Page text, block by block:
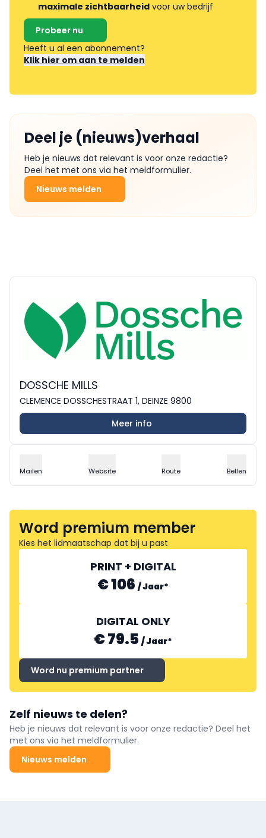
maximale zichtbaarheid voor uw bedrijf
Probeer nu
Heeft u al een abonnement?
Klik hier om aan te melden
Deel je (nieuws)verhaal
Heb je nieuws dat relevant is voor onze redactie?
Deel het met ons via het meldformulier.
Nieuws melden
DOSSCHE MILLS
CLEMENCE DOSSCHESTRAAT 1, DEINZE 9800
Meer info
Mailen Website Route Bellen
Word premium member
Kies het lidmaatschap dat bij u past
PRINT + DIGITAL
€ 106 /Jaar*
DIGITAL ONLY
€ 79.5 /Jaar*
Word nu premium partner
Zelf nieuws te delen?
Heb je nieuws dat relevant is voor onze redactie? Deel het
met ons via het meldformulier.
Nieuws melden